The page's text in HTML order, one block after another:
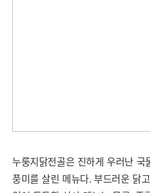
누룽지닭전골은 진하게 우러난 국
풍미를 살린 메뉴다. 부드러운 닭